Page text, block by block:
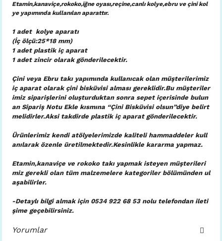
Etamin,kanaviçe,rokoko,iğne oyası,reçine,canlı kolye,ebru ve çini kol
ye yapımında kullanılan aparattır.
1 adet kolye aparatı
(İç ölçü:25*18 mm)
1 adet plastik iç aparat
1 adet zincir olarak gönderilecektir.
Çini veya Ebru takı yapımında kullanıcak olan müşterilerimiz
iç aparat olarak çini bisküvisi alması gereklidir.Bu müşteriler
imiz siparişlerini oluşturduktan sonra sepet içerisinde bulun
an Sipariş Notu Ekle kısmına “Çini Bisküvisi olsun”diye belirt
melidirler.Aksi takdirde plastik iç aparat gönderilecektir.
Ürünlerimiz kendi atölyelerimizde kaliteli hammaddeler kull
anılarak özenle üretilmektedir.Kesinlikle kararma yapmaz.
Etamin,kanaviçe ve rokoko takı yapmak isteyen müşterileri
miz gerekli olan tüm malzemelere kategoriler bölümünden ul
aşabilirler.
-Detaylı bilgi almak için 0534 922 68 53 nolu telefondan ileti
şime geçebilirsiniz.
Yorumlar